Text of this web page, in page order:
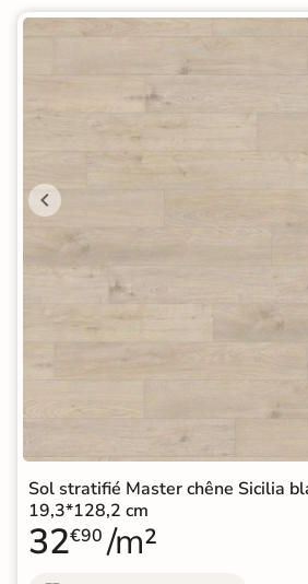
Sol stratifié Master chêne Sicilia
19,3*128,2 cm
32€90 /m²